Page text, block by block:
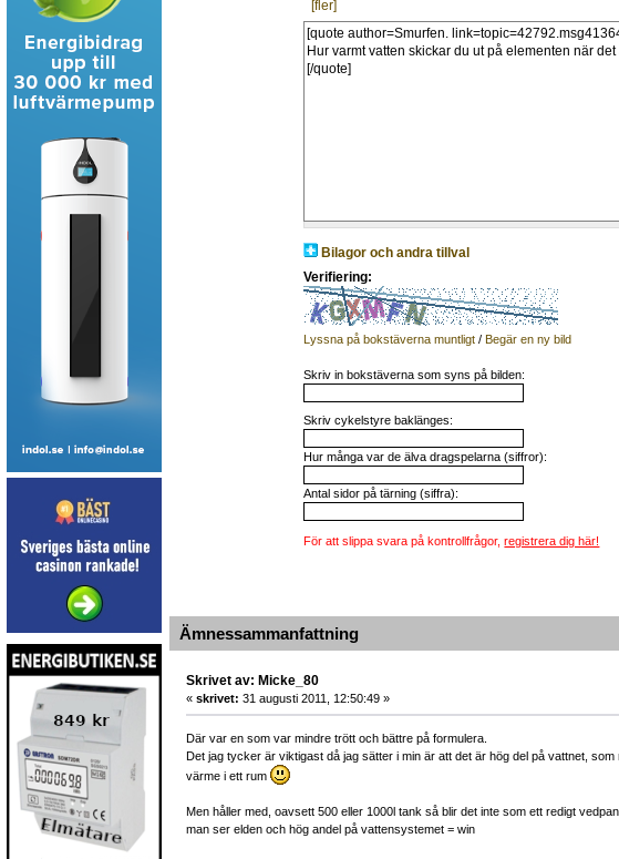
[fler]
Bilagor och andra tillval
Verifiering:
Lyssna på bokstäverna muntligt /Begär en ny bild
Skriv in bokstäverna som syns på bilden:
Skriv cykelstyre baklänges:
Hur många var de älva dragspelarna (siffror):
Antal sidor på tärning (siffra):
För att slippa svara på kontrollfrågor,registrera dig här!
Ämnessammanfattning
Skrivet av: Micke_80
« skrivet: 31 augusti 2011, 12:50:49 »
Där var en som var mindre trött och bättre på formulera.
Det jag tycker är viktigast då jag sätter i min är att det är hög del på vattnet,
värme i ett rum
Men håller med, oavsett 500 eller 1000l tank så blir det inte som ett redigt
man ser elden och hög andel på vattensystemet = win